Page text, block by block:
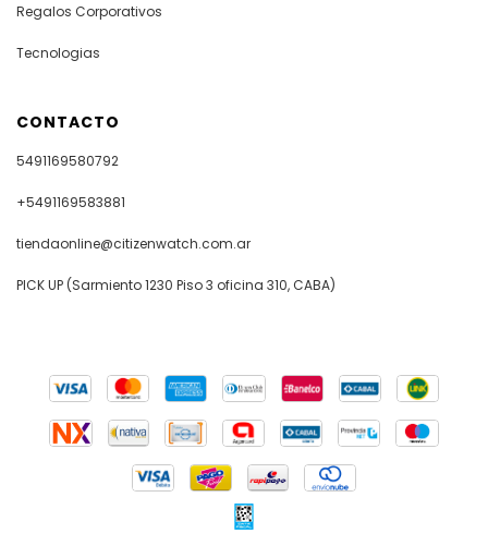
Regalos Corporativos
Tecnologias
CONTACTO
5491169580792
+5491169583881
tiendaonline@citizenwatch.com.ar
PICK UP (Sarmiento 1230 Piso 3 oficina 310, CABA)